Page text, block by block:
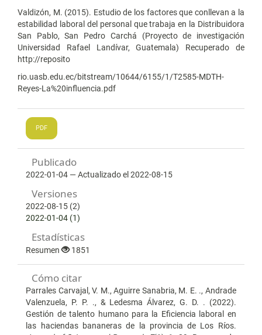
Valdizón, M. (2015). Estudio de los factores que conllevan a la
estabilidad laboral del personal que trabaja en la Distribuidora
San Pablo, San Pedro Carchá (Proyecto de investigación
Universidad Rafael Landívar, Guatemala) Recuperado de
http://reposito
rio.uasb.edu.ec/bitstream/10644/6155/1/T2585-MDTH-
Reyes-La%20influencia.pdf
PDF
Publicado
2022-01-04 — Actualizado el 2022-08-15
Versiones
2022-08-15 (2)
2022-01-04 (1)
Estadísticas
Resumen 1851
Cómo citar
Parrales Carvajal, V. M., Aguirre Sanabria, M. E. ., Andrade
Valenzuela, P. P. ., & Ledesma Álvarez, G. D. . (2022).
Gestión de talento humano para la Eficiencia laboral en
las haciendas bananeras de la provincia de Los Ríos.